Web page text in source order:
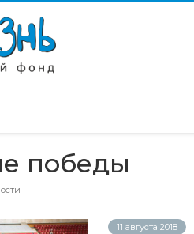
победы
11 августа 2018